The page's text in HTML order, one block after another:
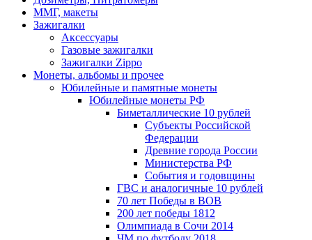
ММГ, макеты
Зажигалки
Аксессуары
Газовые зажигалки
Зажигалки Zippo
Монеты, альбомы и прочее
Юбилейные и памятные монеты
Юбилейные монеты РФ
Биметаллические 10 рублей
Субъекты Российской
Федерации
Древние города России
Министерства РФ
События и годовщины
ГВС и аналогичные 10 рублей
70 лет Победы в ВОВ
200 лет победы 1812
Олимпиада в Сочи 2014